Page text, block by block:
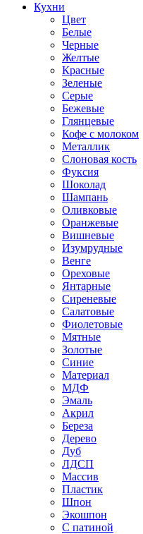
Кухни
Цвет
Белые
Черные
Желтые
Красные
Зеленые
Серые
Бежевые
Глянцевые
Кофе с молоком
Металлик
Слоновая кость
Фуксия
Шоколад
Шампань
Оливковые
Оранжевые
Вишневые
Изумрудные
Венге
Ореховые
Янтарные
Сиреневые
Салатовые
Фиолетовые
Мятные
Золотые
Синие
Материал
МДФ
Эмаль
Акрил
Береза
Дерево
Дуб
ЛДСП
Массив
Пластик
Шпон
Экошпон
С патиной